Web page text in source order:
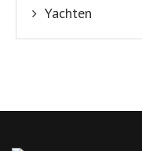
Yachten